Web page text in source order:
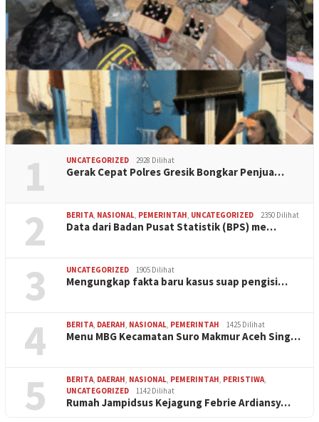
1 UNCATEGORIZED 2928 Dilihat
Gerak Cepat Polres Gresik Bongkar Penjua…
2 BERITA, NASIONAL, PEMERINTAH, UNCATEGORIZED 2350 Dilihat
Data dari Badan Pusat Statistik (BPS) me…
3 UNCATEGORIZED 1905 Dilihat
Mengungkap fakta baru kasus suap pengisi…
4 BERITA, DAERAH, NASIONAL, PEMERINTAH 1425 Dilihat
Menu MBG Kecamatan Suro Makmur Aceh Sing…
5 BERITA, DAERAH, NASIONAL, PEMERINTAH, PERISTIWA,
UNCATEGORIZED
1142 Dilihat
Rumah Jampidsus Kejagung Febrie Ardiansy…